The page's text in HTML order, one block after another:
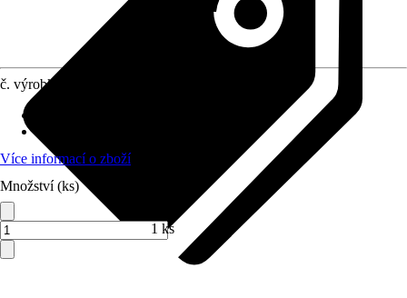
č. výrobku
Více informací o zboží
Množství (ks)
1 ks